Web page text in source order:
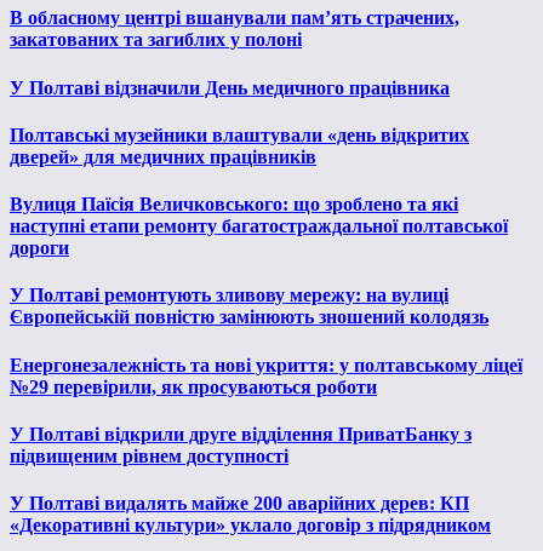
В обласному центрі вшанували пам’ять страчених,
закатованих та загиблих у полоні
У Полтаві відзначили День медичного працівника
Полтавські музейники влаштували «день відкритих
дверей» для медичних працівників
Вулиця Паїсія Величковського: що зроблено та які
наступні етапи ремонту багатостраждальної полтавської
дороги
У Полтаві ремонтують зливову мережу: на вулиці
Європейській повністю замінюють зношений колодязь
Енергонезалежність та нові укриття: у полтавському ліцеї
№29 перевірили, як просуваються роботи
У Полтаві відкрили друге відділення ПриватБанку з
підвищеним рівнем доступності
У Полтаві видалять майже 200 аварійних дерев: КП
«Декоративні культури» уклало договір з підрядником